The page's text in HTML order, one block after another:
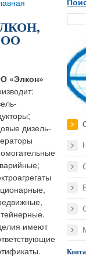
здесь
«Элкон»
дизель-
имеют